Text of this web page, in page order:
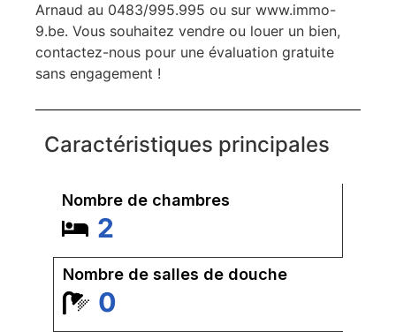
Arnaud au 0483/995.995 ou sur www.immo-
9.be. Vous souhaitez vendre ou louer un bien,
contactez-nous pour une évaluation gratuite
sans engagement !
Caractéristiques principales
Nombre de chambres
2
Nombre de salles de douche
0